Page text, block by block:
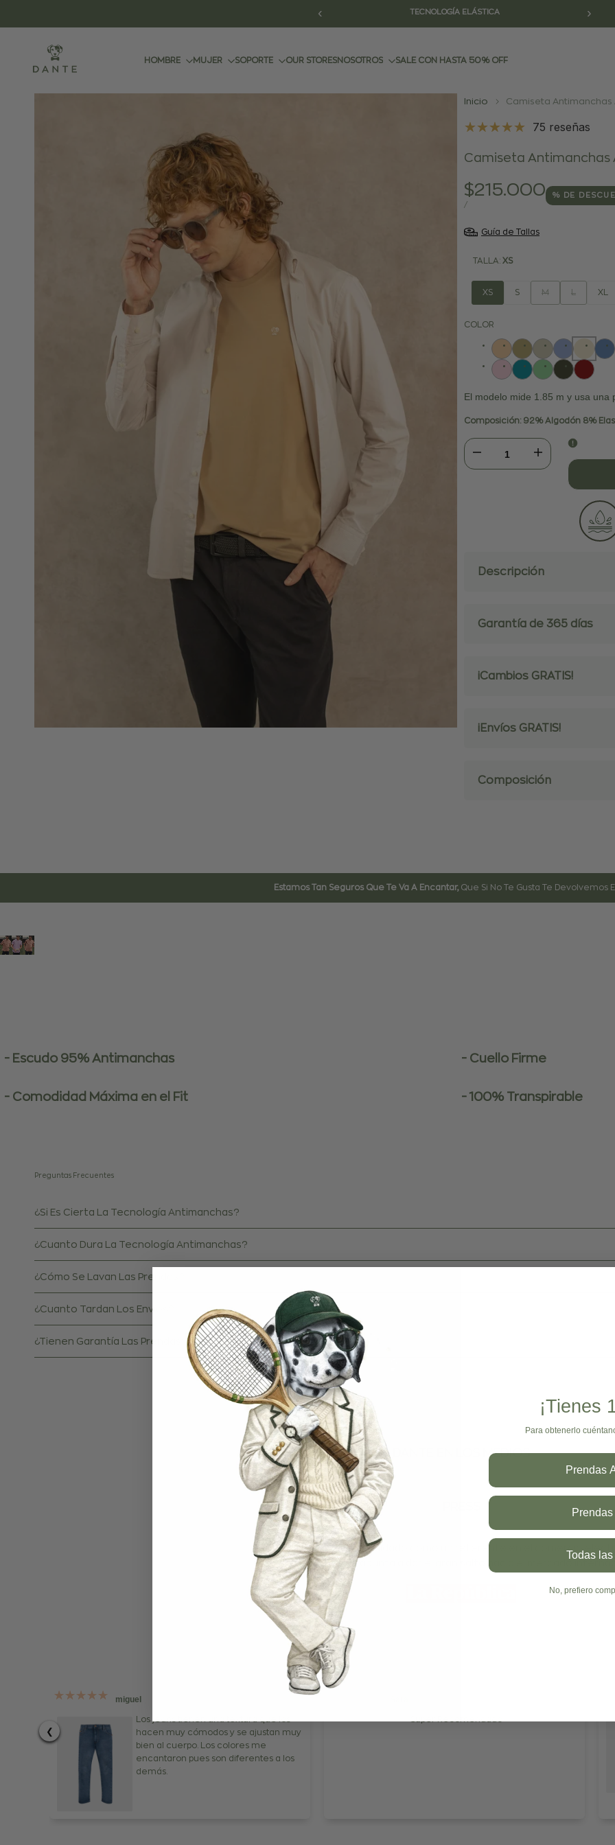
ENVÍOS GRATIS
HOMBRE MUJER SOPORTE OUR STORESNOSOTROS SALE CON HASTA 50% OFF
Inicio Camiseta Antimanchas
75 reseñas
Camiseta Antimanchas
Precio
de
venta
$215.000
PRECIO
/POR
% DE
Guía de Tallas
TALLA: XS
XS S
Variante
agotada
M
Variante
agotada
L XL
COLOR
El modelo mide 1.85 m y usa una
Composición: 92% Algodón 8%
Disminuir
Antimanchas
Talla
Aumentar
Talla
Descripción
Garantía de 365 días
¡Cambios GRATIS!
¡Envíos GRATIS!
Composición
Estamos Tan Seguros Que Te Va A Encantar,Que Si No Te Gusta Te Devolvemos
- Escudo 95% Antimanchas - Cuello Firme
- Comodidad Máxima en el Fit - 100% Transpirable
Preguntas Frecuentes
¿Si Es Cierta La Tecnología Antimanchas?
¿Cuanto Dura La Tecnología Antimanchas?
¿Cómo Se Lavan Las Prendas?
¿Cuanto Tardan Los Envíos?
¿Tienen Garantía Las Prendas?
DANTE EN LOS MEDIOS
"DANTE se ha consolidado como un referente en el comercio
de ropa, y ahora apunta a dar el gran salto hacia el mercado
❮
miguel
Los jeans tienen una textura que los
hacen muy cómodos y se ajustan muy
bien al cuerpo. Los colores me
encantaron pues son diferentes a los
demás.
¡Tienes
Para obtenerlo
Prendas
Todas
No, prefiero